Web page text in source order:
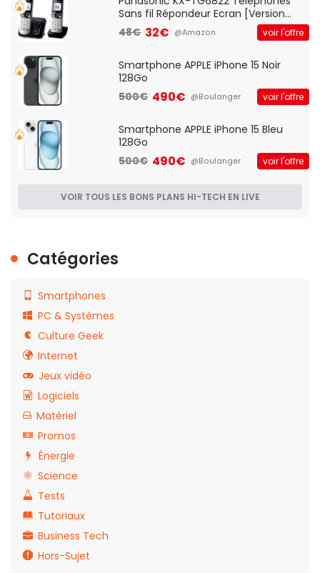
Sans fil Répondeur Ecran [Version
Française]
48€ 32€ @Amazon voir l'offre
Smartphone APPLE iPhone 15 Noir
128Go
500€ 490€ @Boulanger voir l'offre
Smartphone APPLE iPhone 15 Bleu
128Go
500€ 490€ @Boulanger voir l'offre
VOIR TOUS LES BONS PLANS HI-TECH EN LIVE
Catégories
Smartphones
PC & Systèmes
Culture Geek
Internet
Jeux vidéo
Logiciels
Matériel
Promos
Énergie
Science
Tests
Tutoriaux
Business Tech
Hors-Sujet